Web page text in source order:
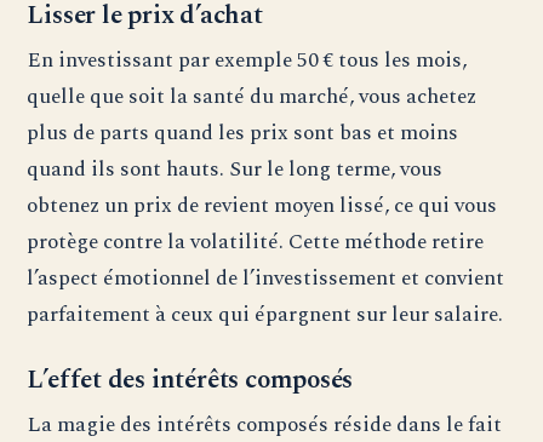
Lisser le prix d’achat
En investissant par exemple 50 € tous les mois,
quelle que soit la santé du marché, vous achetez
plus de parts quand les prix sont bas et moins
quand ils sont hauts. Sur le long terme, vous
obtenez un prix de revient moyen lissé, ce qui vous
protège contre la volatilité. Cette méthode retire
l’aspect émotionnel de l’investissement et convient
parfaitement à ceux qui épargnent sur leur salaire.
L’effet des intérêts composés
La magie des intérêts composés réside dans le fait